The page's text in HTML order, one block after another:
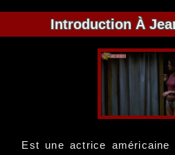
Introduction À
Est une actrice